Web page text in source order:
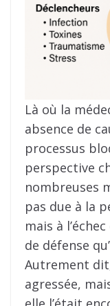
Là où la
absence de
processus
perspective
nombreuses
pas due à la
mais à
de défense
Autrement
agressée,